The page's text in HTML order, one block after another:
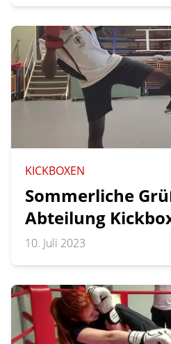
KICKBOXEN
Sommerliche
Abteilung
10. Juli 2023